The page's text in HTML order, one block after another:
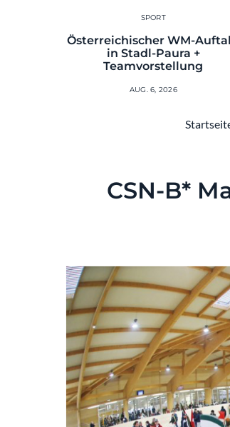
SPORT
Österreichischer WM-
in Stadl-Paura +
Teamvorstellung
AUG. 6, 2026
CSN-B*